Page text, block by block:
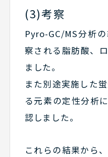
(3)考察
Pyro-GC/MS分析
察される脂肪酸、
ました。
また別途実施した
る元素の定性分析
認しました。
これらの結果から